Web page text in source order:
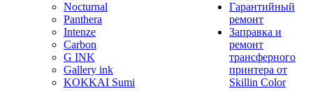
Nocturnal
Panthera
Intenze
Carbon
G INK
Gallery ink
KOKKAI Sumi
Гарантийный
ремонт
Заправка и
ремонт
трансферного
принтера от
Skillin Color